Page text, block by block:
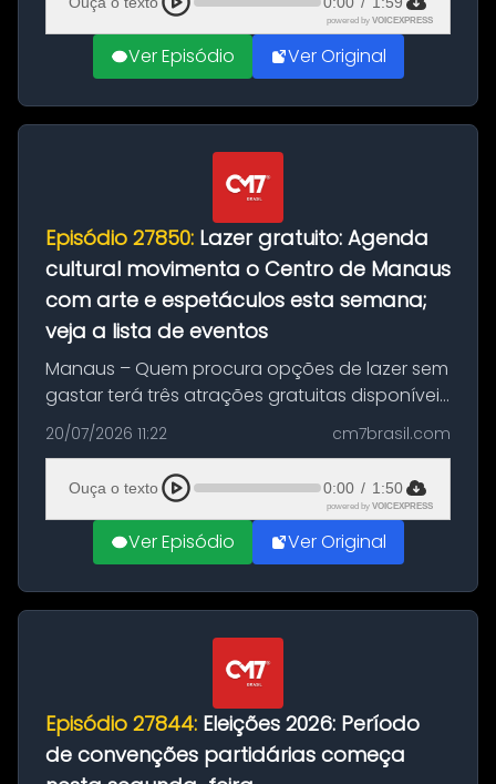
powered by VOICEXPRESS
Ver Episódio Ver Original
Episódio 27850: Lazer gratuito: Agenda
cultural movimenta o Centro de Manaus
com arte e espetáculos esta semana;
veja a lista de eventos
Manaus – Quem procura opções de lazer sem
gastar terá três atrações gratuitas disponíveis
entre esta segunda-feira (20) e quinta-feira
(23). A programação inclui uma exposição
dedicada à história das ...
20/07/2026 11:22 cm7brasil.com
Ouça o texto 0:00 / 1:50
powered by VOICEXPRESS
Ver Episódio Ver Original
Episódio 27844: Eleições 2026: Período
de convenções partidárias começa